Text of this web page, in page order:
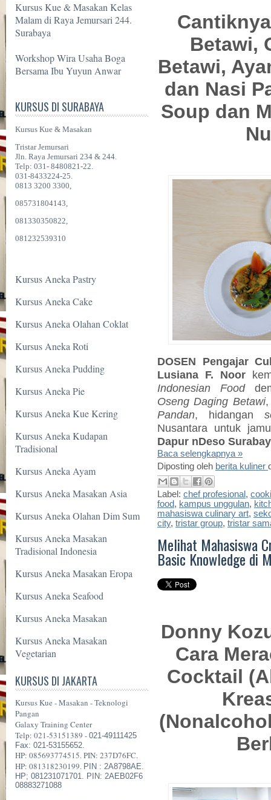
Kursus Kue & Masakan Kelas
Malam di Raya Jemursari 244.
Surabaya
Workshop Wira Usaha Boga
Bersama Ibu Yuyun Anwar
KURSUS DI SURABAYA
Kursus Kue & Masakan
Tristar Jemursari
Jln. Raya Jemursari 234 & 244.
Telp: 031- 8480821-22.
031-8433224-25.
0813 3200 3300,
085731804143,
081330350822,
081232539310
Kursus Aneka Pastry
Kursus Aneka Cake
Kursus Aneka Olahan Coklat
Kursus Aneka Roti
Kursus Aneka Pudding
Kursus Aneka Pie
Kursus Aneka Kue Kering
Kursus Aneka Kudapan
Tradisional
Kursus Aneka Ayam
Kursus Aneka Masakan Asia
Kursus Aneka Olahan Dim Sum
Kursus Aneka Masakan
Tradisional Indonesia
Kursus Aneka Masakan Eropa
Kursus Aneka Seafood
Kursus Aneka Masakan
Kursus Aneka Masakan
Vegetarian
KURSUS DI JAKARTA
Kursus Kue - Masakan - Teknologi
Pangan
Galaxy Training Center
Telp: 021-53151389 - 021-49111425
Fax: 021-53155652.
HP: 085693774515. PIN: 237D76FC.
HP: 081318230199. PIN : 2A8798AE.
HP; 081231071701. PIN: 2AEB02F6
08883271088
Betawi,
Betawi,
dan Nasi
Soup dan
DOSEN Pengajar
Lusiana F. Noor
Indonesian Food
Oseng Daging Betawi
Pandan, hidangan
Nusantara untuk
Dapur nDeso
Baca selengkapnya »
Diposting oleh berita kuliner
Label: chef profesional,
food, kampus unggulan,
mahasiswa culinary art,
city, tristar group, tristar
Melihat Mahasiswa
Basic Knowledge di
Donny
Cara
Cocktail